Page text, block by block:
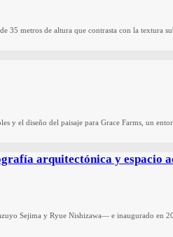
35 metros de altura que contrasta con la textura
y el diseño del paisaje para Grace Farms, un
arquitectónica y espacio
Sejima y Ryue Nishizawa— e inaugurado en